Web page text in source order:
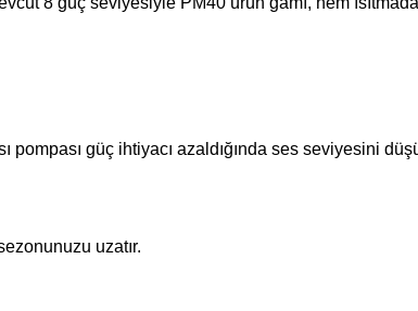
pompası güç ihtiyacı azaldığında ses seviyesini
uzatır.